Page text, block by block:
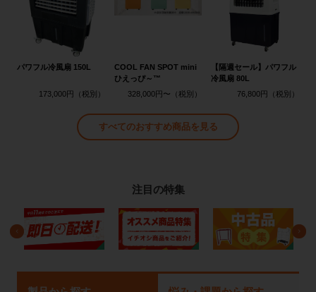
パワフル冷風扇 150L
173,000円
COOL FAN SPOT mini
ひえっぴ～™
328,000円〜
【隔週セール】パワフル
冷風扇 80L
76,800円
すべてのおすすめ商品を見る
注目の特集